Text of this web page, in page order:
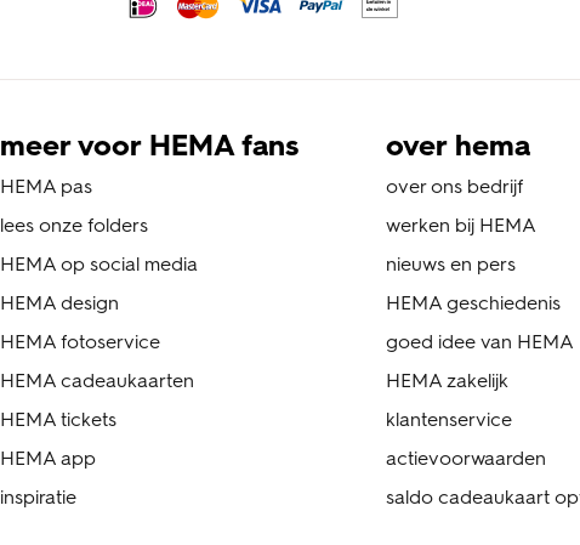
meer voor HEMA fans
HEMA pas
lees onze folders
HEMA op social media
HEMA design
HEMA fotoservice
HEMA cadeaukaarten
HEMA tickets
HEMA app
inspiratie
over hema
over ons bedrijf
werken bij HEMA
nieuws en pers
HEMA geschiedenis
goed idee van HEMA
HEMA zakelijk
klantenservice
actievoorwaarden
saldo cadeaukaart